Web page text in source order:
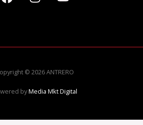
© 2026 ANTRERO
byMedia Mkt Digital